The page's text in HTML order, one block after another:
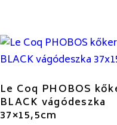
Le Coq PHOBOS
BLACK vágódeszka
37×15,5cm